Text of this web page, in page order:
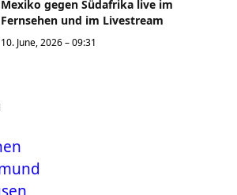
Mexiko gegen Südafrika live im
Fernsehen und im Livestream
10. June, 2026 – 09:31